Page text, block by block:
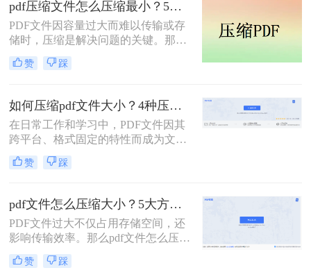
pdf文件怎么压缩大小，那就可轻松上
传。在今天，我们将分享两种简单的
pdf文件压缩方式。
pdf压缩文件怎么压缩最小？5个常用方法全解析！
PDF文件因容量过大而难以传输或存
储时，压缩是解决问题的关键。那么
pdf压缩文件怎么压缩最小呢？本文将
介绍几种高效压缩PDF的方法，帮助
赞 踩
如何压缩pdf文件大小？4种压缩方法详解！
在日常工作和学习中，PDF文件因其
跨平台、格式固定的特性而成为文档
交换的首选格式。然而，过大的PDF
文件常常带来诸多不便，无论是通过
存储在有限的设备空间中，都会遇到
限制。因此，掌握如何压缩pdf文件大
小的技能显得至关重要。
赞 踩
pdf文件怎么压缩大小？5大方法深度解析与实操指南！
PDF文件过大不仅占用存储空间，还
影响传输效率。那么pdf文件怎么压缩
大小呢？本文将系统介绍5种主流压
缩方法，助你精准平衡文件体积与质
赞 踩